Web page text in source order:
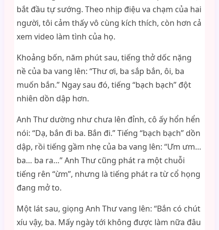
bắt đầu tự sướng. Theo nhịp điệu va chạm của hai
người, tôi cảm thấy vô cùng kích thích, còn hơn cả
xem video làm tình của họ.
Khoảng bốn, năm phút sau, tiếng thở dốc nặng
nề của ba vang lên: “Thư ơi, ba sắp bắn, ôi, ba
muốn bắn.” Ngay sau đó, tiếng “bạch bạch” đột
nhiên dồn dập hơn.
Anh Thư dường như chưa lên đỉnh, cô ấy hổn hển
nói: “Dạ, bắn đi ba. Bắn đi.” Tiếng “bạch bạch” dồn
dập, rồi tiếng gầm nhẹ của ba vang lên: “Ưm ưm…
ba… ba ra…” Anh Thư cũng phát ra một chuỗi
tiếng rên “ừm”, nhưng là tiếng phát ra từ cổ họng
đang mở to.
Một lát sau, giọng Anh Thư vang lên: “Bắn có chút
xíu vậy, ba. Mấy ngày tới không được làm nữa đâu